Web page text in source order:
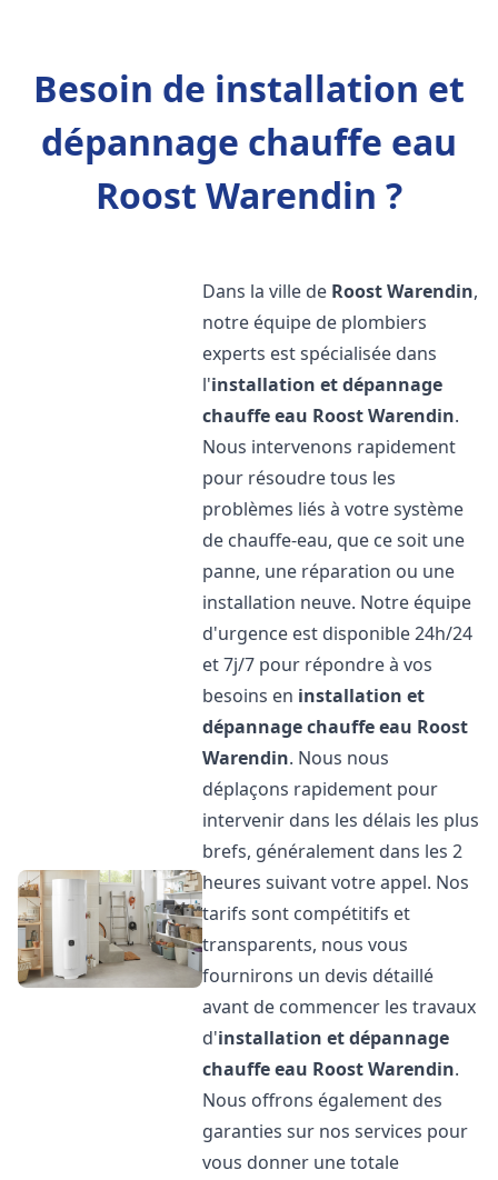
Besoin de installation et
dépannage chauffe eau
Roost Warendin ?
Dans la ville de Roost Warendin,
notre équipe de plombiers
experts est spécialisée dans
l'installation et dépannage
chauffe eau Roost Warendin.
Nous intervenons rapidement
pour résoudre tous les
problèmes liés à votre système
de chauffe-eau, que ce soit une
panne, une réparation ou une
installation neuve. Notre équipe
d'urgence est disponible 24h/24
et 7j/7 pour répondre à vos
besoins en installation et
dépannage chauffe eau Roost
Warendin. Nous nous
déplaçons rapidement pour
intervenir dans les délais les plus
brefs, généralement dans les 2
heures suivant votre appel. Nos
tarifs sont compétitifs et
transparents, nous vous
fournirons un devis détaillé
avant de commencer les travaux
d'installation et dépannage
chauffe eau Roost Warendin.
Nous offrons également des
garanties sur nos services pour
vous donner une totale